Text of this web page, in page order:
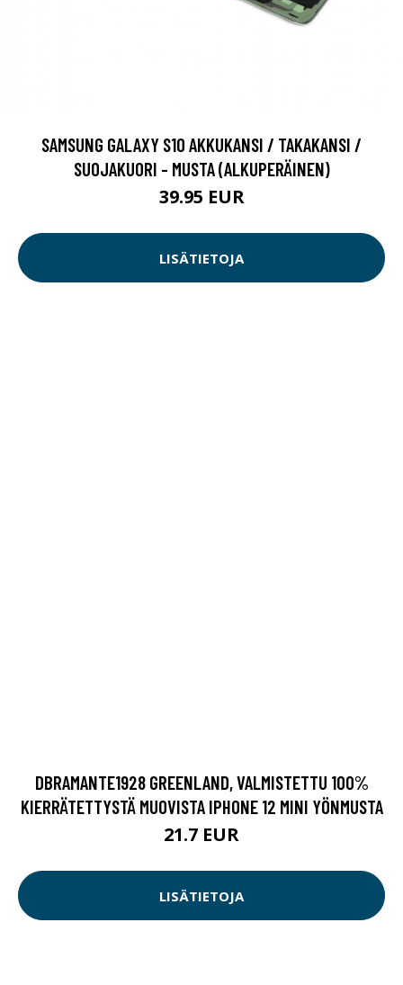
SAMSUNG GALAXY S10 AKKUKANSI / TAKAKANSI /
SUOJAKUORI - MUSTA (ALKUPERÄINEN)
39.95 EUR
LISÄTIETOJA
DBRAMANTE1928 GREENLAND, VALMISTETTU 100%
KIERRÄTETTYSTÄ MUOVISTA IPHONE 12 MINI YÖNMUSTA
21.7 EUR